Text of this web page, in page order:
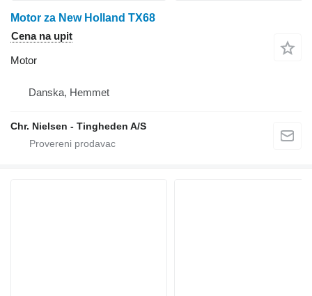
Motor za New Holland TX68
Cena na upit
Motor
Danska, Hemmet
Chr. Nielsen - Tingheden A/S